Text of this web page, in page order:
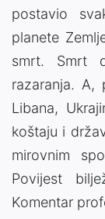
postavio
planete
smrt. Smrt
razaranja. A,
Libana,
koštaju i
mirovnim
Povijest
Komentar